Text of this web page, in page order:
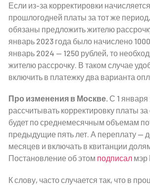
Если из-за корректировки
прошлогодней платы за тот же
обязаны предложить жителю
январь 2023 года было начислено
январь 2024 — 1250 рублей, то
жителю рассрочку. В таком случае
включить в платежку два варианта
Про изменения в Москве. С 1 января
рассчитывать корректировку платы
будет по среднемесячным объемам
предыдущие пять лет. А переплату —
месяцев и включать в квитанции
Постановление об этом подписал мэр
К слову, часто случается так, что в